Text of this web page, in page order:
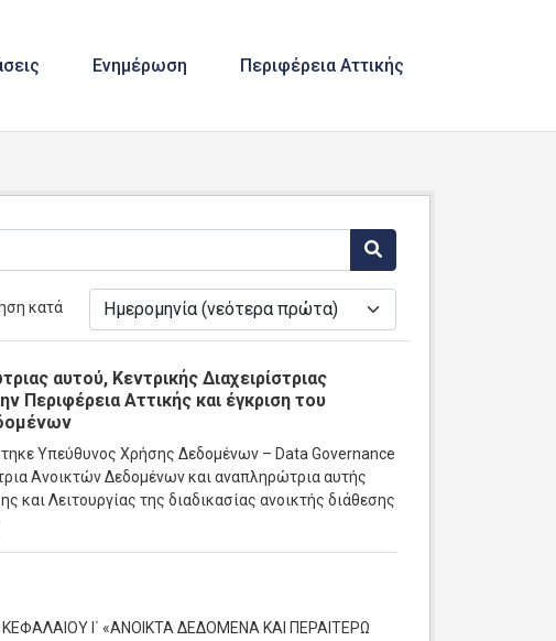
Ενημέρωση Περιφέρεια Αττικής
κατά
αυτού, Κεντρικής Διαχειρίστριας
Αττικής και έγκριση του
Υπεύθυνος Χρήσης Δεδομένων – Data Governance
Ανοικτών Δεδομένων και αναπληρώτρια αυτής
και Λειτουργίας της διαδικασίας ανοικτής διάθεσης
ΚΕΦΑΛΑΙΟΥ Ι΄ «ΑΝΟΙΚΤΑ ΔΕΔΟΜΕΝΑ ΚΑΙ ΠΕΡΑΙΤΕΡΩ